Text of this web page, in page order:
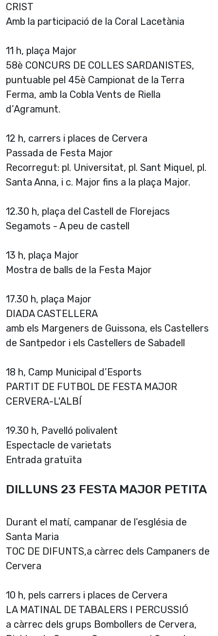
CRIST
Amb la participació de la Coral Lacetània
11 h, plaça Major
58è CONCURS DE COLLES SARDANISTES,
puntuable pel 45è Campionat de la Terra
Ferma, amb la Cobla Vents de Riella
d’Agramunt.
12 h, carrers i places de Cervera
Passada de Festa Major
Recorregut: pl. Universitat, pl. Sant Miquel, pl.
Santa Anna, i c. Major fins a la plaça Major.
12.30 h, plaça del Castell de Florejacs
Segamots - A peu de castell
13 h, plaça Major
Mostra de balls de la Festa Major
17.30 h, plaça Major
DIADA CASTELLERA
amb els Margeners de Guissona, els Castellers
de Santpedor i els Castellers de Sabadell
18 h, Camp Municipal d’Esports
PARTIT DE FUTBOL DE FESTA MAJOR
CERVERA-L'ALBÍ
19.30 h, Pavelló polivalent
Espectacle de varietats
Entrada gratuïta
DILLUNS 23 FESTA MAJOR PETITA
Durant el matí, campanar de l’església de
Santa Maria
TOC DE DIFUNTS,a càrrec dels Campaners de
Cervera
10 h, pels carrers i places de Cervera
LA MATINAL DE TABALERS I PERCUSSIÓ
a càrrec dels grups Bombollers de Cervera,